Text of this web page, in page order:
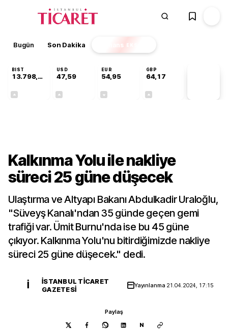
Bugün Son Dakika Finans EKSTRA
BIST
13.798,82
USD
47,59
EUR
54,95
GBP
64,17
Kalkınma Yolu ile nakliye
süreci 25 güne düşecek
Ulaştırma ve Altyapı Bakanı Abdulkadir Uraloğlu,
"Süveyş Kanalı'ndan 35 günde geçen gemi
trafiği var. Ümit Burnu'nda ise bu 45 güne
çıkıyor. Kalkınma Yolu'nu bitirdiğimizde nakliye
süreci 25 güne düşecek." dedi.
İ
İSTANBUL TICARET
GAZETESI
Yayınlanma 21.04.2024, 17:15
Paylaş
N